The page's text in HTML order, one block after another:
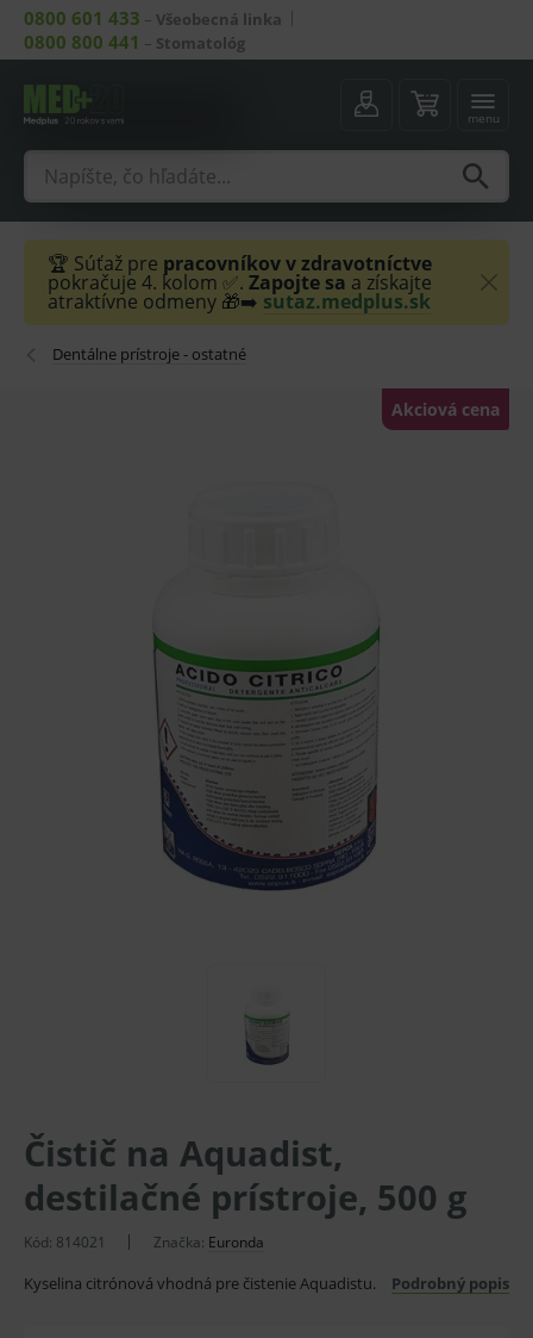
0800 601 433 – Všeobecná linka
0800 800 441 – Stomatológ
menu
🏆 Súťaž pre pracovníkov v zdravotníctve
pokračuje 4. kolom ✅. Zapojte sa a získajte
atraktívne odmeny 🎁➡️ sutaz.medplus.sk
Dentálne prístroje - ostatné
Akciová cena
Čistič na Aquadist,
destilačné prístroje, 500 g
Kód: 814021 Značka: Euronda
Kyselina citrónová vhodná pre čistenie Aquadistu. Podrobný popis